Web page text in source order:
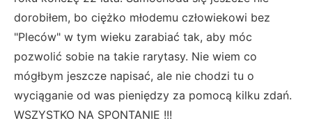
dorobiłem, bo ciężko młodemu człowiekowi bez
"Pleców" w tym wieku zarabiać tak, aby móc
pozwolić sobie na takie rarytasy. Nie wiem co
mógłbym jeszcze napisać, ale nie chodzi tu o
wyciąganie od was pieniędzy za pomocą kilku zdań.
WSZYSTKO NA SPONTANIE !!!